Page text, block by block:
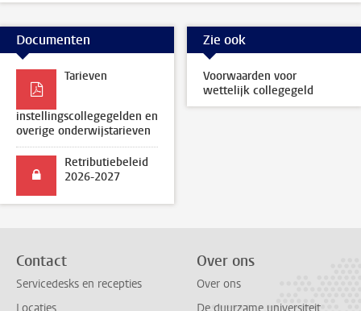
Documenten
Tarieven
instellingscollegegelden en
overige onderwijstarieven
Retributiebeleid
2026-2027
Zie ook
Voorwaarden voor
wettelijk collegegeld
Contact
Servicedesks en recepties
Over ons
Over ons